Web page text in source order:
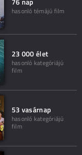
hasonló témájú film
23 000 élet
hasonló kategóriájú
film
53 vasárnap
hasonló kategóriájú
film